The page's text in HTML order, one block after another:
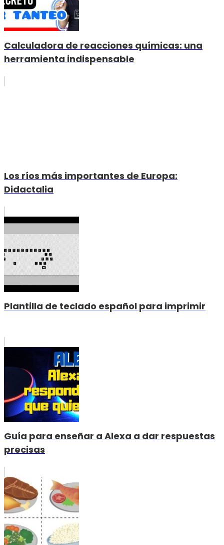
Calculadora de reacciones químicas: una
herramienta indispensable
Los ríos más importantes de Europa:
Didactalia
Plantilla de teclado español para imprimir
Guía para enseñar a Alexa a dar respuestas
precisas